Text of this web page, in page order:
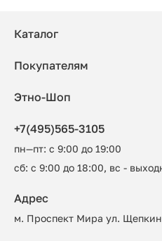
Каталог
Покупателям
Этно-Шоп
+7(495)565-3105
пн—пт: с 9:00 до 19:00
сб: с 9:00 до 18:00, вс -
Адрес
м. Проспект Мира ул.